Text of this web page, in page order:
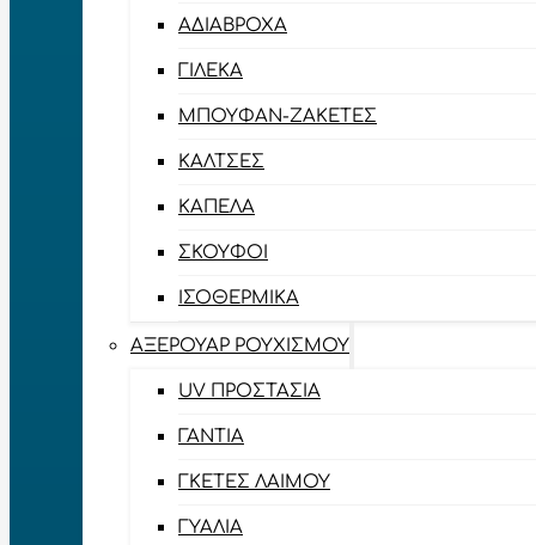
ΑΔΙΆΒΡΟΧΑ
ΓΙΛΈΚΑ
ΜΠΟΥΦΆΝ-ΖΑΚΈΤΕΣ
ΚΆΛΤΣΕΣ
ΚΑΠΈΛΑ
ΣΚΟΎΦΟΙ
ΙΣΟΘΕΡΜΙΚΆ
ΑΞΕΡΟΥΆΡ ΡΟΥΧΙΣΜΟΎ
UV ΠΡΟΣΤΑΣΊΑ
ΓΆΝΤΙΑ
ΓΚΈΤΕΣ ΛΑΊΜΟΥ
ΓΥΑΛΙΆ